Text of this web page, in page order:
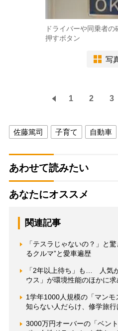
ドライバーや同乗者
押すボタン
写
1 2 3
佐藤篤司 子育て 自動車
あわせて読みたい
あなたにオススメ
関連記事
「テスラじゃないの？」と
るクルマ”と愛車遍歴
「2年以上待ち」も… 人気
ウス」が環境性能のほかに求
1学年1000人規模の「マン
知らない人だらけ、修学旅
3000万円オーバーの「ベン